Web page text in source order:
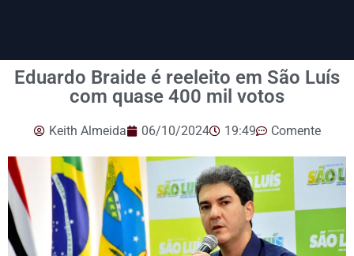
Eduardo Braide é reeleito em São Luís
com quase 400 mil votos
Keith Almeida 06/10/2024 19:49 Comente